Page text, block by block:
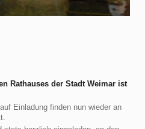
Rathauses der Stadt Weimar ist
Einladung finden nun wieder an